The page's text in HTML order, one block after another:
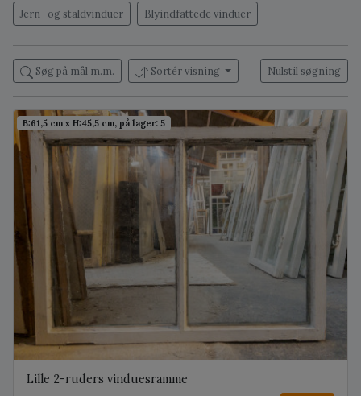
Jern- og staldvinduer Blyindfattede vinduer
Søg på mål m.m. Sortér visning Nulstil søgning
B:61,5 cm x H:45,5 cm, på lager: 5
Lille 2-ruders vinduesramme